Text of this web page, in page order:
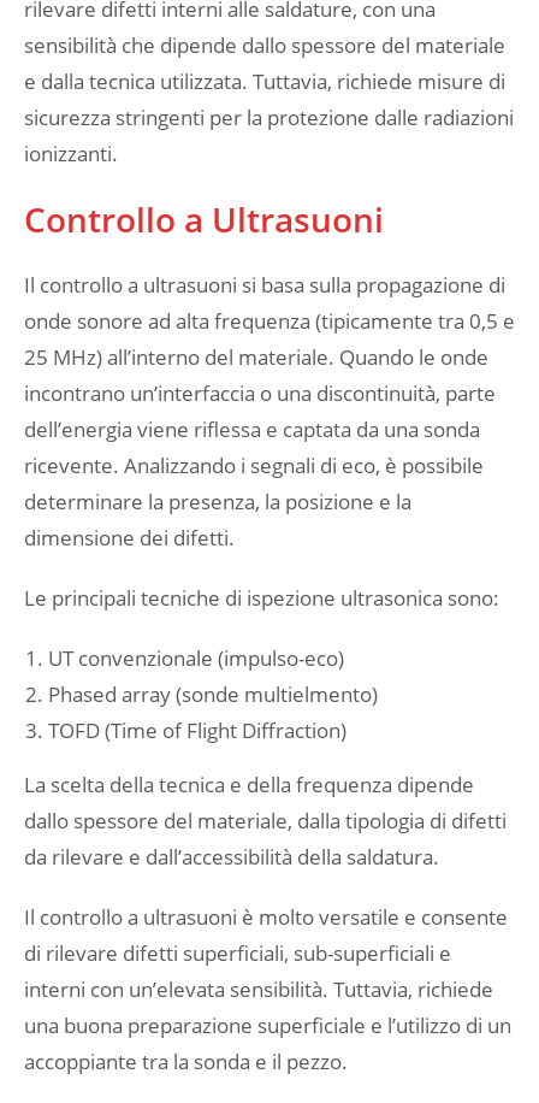
rilevare difetti interni alle saldature, con una
sensibilità che dipende dallo spessore del materiale
e dalla tecnica utilizzata. Tuttavia, richiede misure di
sicurezza stringenti per la protezione dalle radiazioni
ionizzanti.
Controllo a Ultrasuoni
Il controllo a ultrasuoni si basa sulla propagazione di
onde sonore ad alta frequenza (tipicamente tra 0,5 e
25 MHz) all’interno del materiale. Quando le onde
incontrano un’interfaccia o una discontinuità, parte
dell’energia viene riflessa e captata da una sonda
ricevente. Analizzando i segnali di eco, è possibile
determinare la presenza, la posizione e la
dimensione dei difetti.
Le principali tecniche di ispezione ultrasonica sono:
UT convenzionale (impulso-eco)
Phased array (sonde multielmento)
TOFD (Time of Flight Diffraction)
La scelta della tecnica e della frequenza dipende
dallo spessore del materiale, dalla tipologia di difetti
da rilevare e dall’accessibilità della saldatura.
Il controllo a ultrasuoni è molto versatile e consente
di rilevare difetti superficiali, sub-superficiali e
interni con un’elevata sensibilità. Tuttavia, richiede
una buona preparazione superficiale e l’utilizzo di un
accoppiante tra la sonda e il pezzo.